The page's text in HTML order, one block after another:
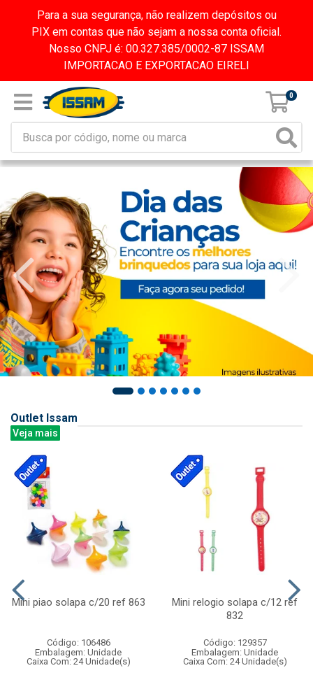
Para a sua segurança, não realizem depósitos ou
PIX em contas que não sejam a nossa conta oficial.
Nosso CNPJ é: 00.327.385/0002-87 ISSAM
IMPORTACAO E EXPORTACAO EIRELI
0
Outlet Issam
Veja mais
Mini piao solapa c/20 ref 863
Código: 106486
Embalagem: Unidade
Caixa Com: 24 Unidade(s)
Mini relogio solapa c/12 ref
832
Código: 129357
Embalagem: Unidade
Caixa Com: 24 Unidade(s)